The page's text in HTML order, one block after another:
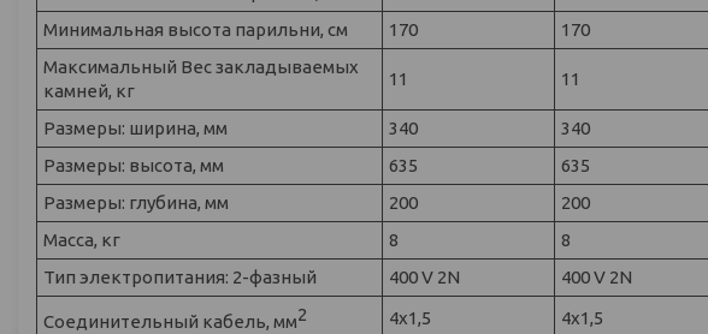
Минимальная высота парильни, см
170 170
Максимальный Вес закладываемых
камней, кг
11 11
Размеры: ширина, мм 340 340
Размеры: высота, мм
635 635
Размеры: глубина, мм
200 200
Масса, кг
8 8
Тип электропитания: 2-фазный
400 V 2N 400 V 2N
Соединительный кабель, мм2 4x1,5 4x1,5